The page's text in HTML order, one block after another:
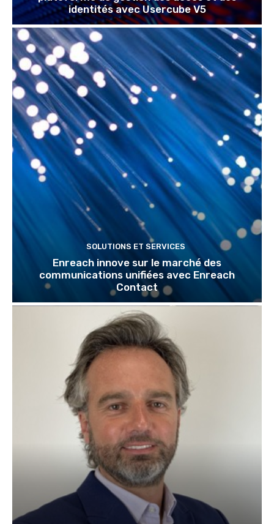
identités avec Usercube V5
SOLUTIONS ET SERVICES
Enreach innove sur le marché des
communications unifiées avec Enreach
Contact